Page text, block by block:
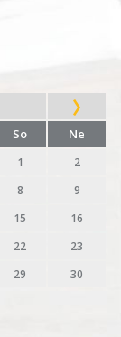
So Ne
1
2
8
9
15
16
22
23
29
30